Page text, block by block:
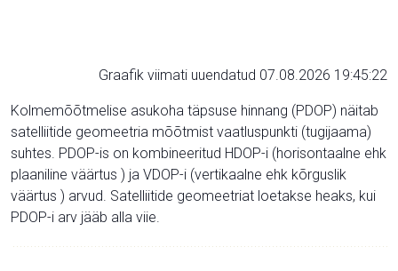
Graafik viimati uuendatud 07.08.2026 19:45:22
Kolmemõõtmelise asukoha täpsuse hinnang (PDOP) näitab
satelliitide geomeetria mõõtmist vaatluspunkti (tugijaama)
suhtes. PDOP-is on kombineeritud HDOP-i (horisontaalne ehk
plaaniline väärtus ) ja VDOP-i (vertikaalne ehk kõrguslik
väärtus ) arvud. Satelliitide geomeetriat loetakse heaks, kui
PDOP-i arv jääb alla viie.